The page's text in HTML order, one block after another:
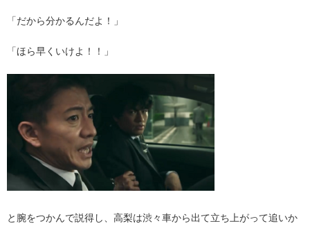
「だから分かるんだよ！」
「ほら早くいけよ！！」
と腕をつかんで説得し、高梨は渋々車から出て立ち上がって追いか